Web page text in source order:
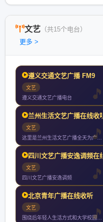
文艺 （共15个电台）
更多 >
遵义交通文艺广播 FM9
文艺
遵义交通文艺广播电台
兰州生活文艺广播在线收听
文艺
这里是兰州生活文艺广播全天为广大私家车主带去及时的出行信息新
四川文艺广播安逸调频在线
文艺
四川文艺广播安逸调频
北京青年广播在线收听
文艺
围绕后年轻人生活方式和大学校园学习生活的电台是注重实用信息分